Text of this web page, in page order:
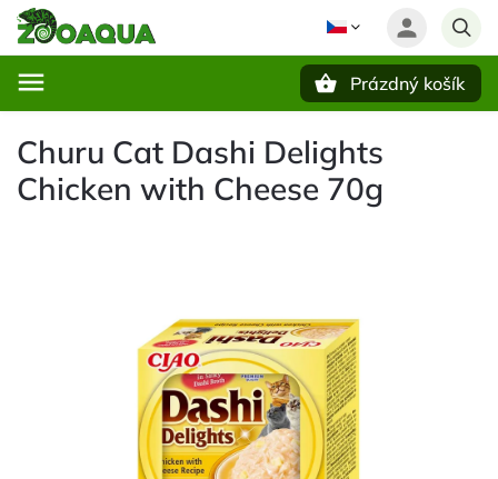
Prázdný košík
Churu Cat Dashi Delights
Chicken with Cheese 70g